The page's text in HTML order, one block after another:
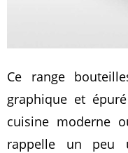
Ce range
graphique et
cuisine moderne
rappelle un peu